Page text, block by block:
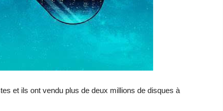
et ils ont vendu plus de deux millions de disques à